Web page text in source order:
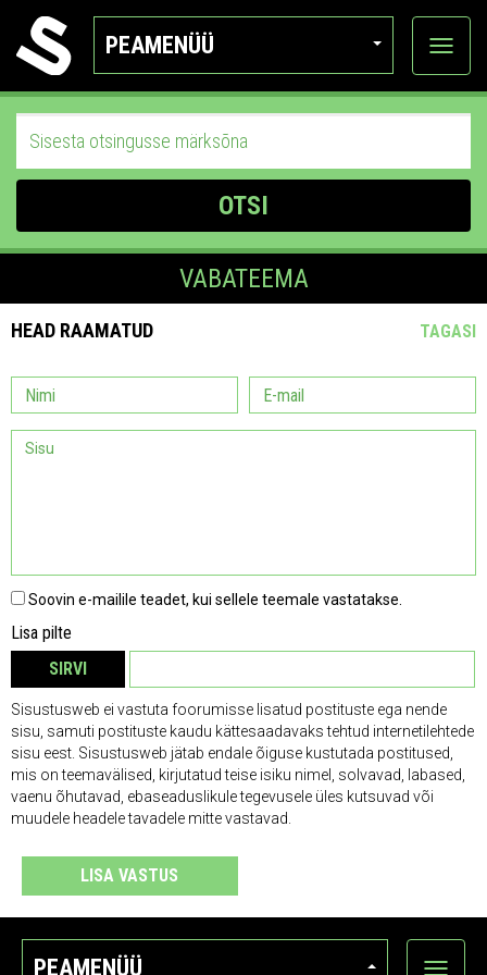
PEAMENÜÜ
Ava
OTSI
VABATEEMA
HEAD RAAMATUD TAGASI
Soovin e-mailile teadet, kui sellele teemale vastatakse.
Lisa pilte
SIRVI
Sisustusweb ei vastuta foorumisse lisatud postituste ega nende
sisu, samuti postituste kaudu kättesaadavaks tehtud internetilehtede
sisu eest. Sisustusweb jätab endale õiguse kustutada postitused,
mis on teemavälised, kirjutatud teise isiku nimel, solvavad, labased,
vaenu õhutavad, ebaseaduslikule tegevusele üles kutsuvad või
muudele headele tavadele mitte vastavad.
LISA VASTUS
PEAMENÜÜ Ava